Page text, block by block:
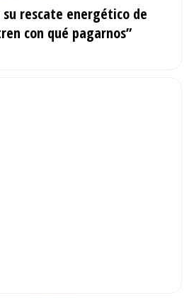
su rescate energético de
con qué pagarnos”